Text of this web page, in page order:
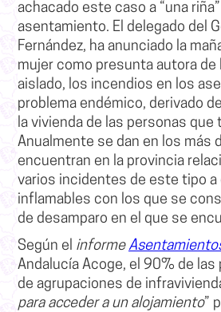
achacado este caso a “una
asentamiento. El delegado del
Fernández, ha anunciado la
mujer como presunta autora de
aislado, los incendios en los
problema endémico, derivado
la vivienda de las personas
Anualmente se dan en los más
encuentran en la provincia
varios incidentes de este tipo a
inflamables con los que se
de desamparo en el que se
Según el informe
Andalucía Acoge, el 90% de las
de agrupaciones de
para acceder a un alojamiento”